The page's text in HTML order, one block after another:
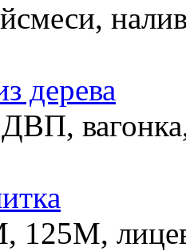
дерева
125М,